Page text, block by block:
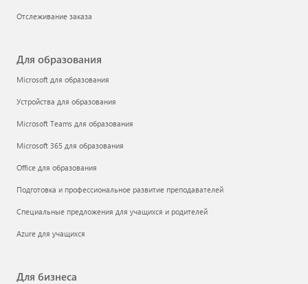
Отслеживание заказа
Для образования
Microsoft для образования
Устройства для образования
Microsoft Teams для образования
Microsoft 365 для образования
Office для образования
Подготовка и профессиональное развитие преподавателей
Специальные предложения для учащихся и родителей
Azure для учащихся
Для бизнеса